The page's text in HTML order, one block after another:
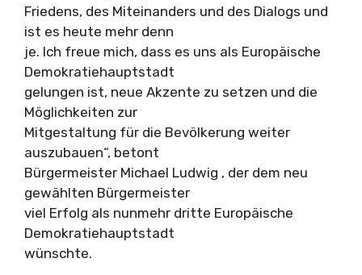
Friedens, des Miteinanders und des Dialogs und
ist es heute mehr denn
je. Ich freue mich, dass es uns als Europäische
Demokratiehauptstadt
gelungen ist, neue Akzente zu setzen und die
Möglichkeiten zur
Mitgestaltung für die Bevölkerung weiter
auszubauen“, betont
Bürgermeister Michael Ludwig , der dem neu
gewählten Bürgermeister
viel Erfolg als nunmehr dritte Europäische
Demokratiehauptstadt
wünschte.